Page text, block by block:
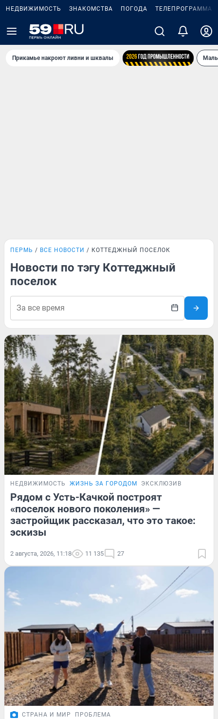
НЕДВИЖИМОСТЬ ЗНАКОМСТВА ПОГОДА ТЕЛЕПРОГРАММА
Прикамье накроют ливни и шквалы
ПЕРМЬ ВСЕ НОВОСТИ КОТТЕДЖНЫЙ ПОСЕЛОК
Новости по тэгу Коттеджный
поселок
НЕДВИЖИМОСТЬ ЖИЗНЬ ЗА ГОРОДОМ ЭКСКЛЮЗИВ
Рядом с Усть-Качкой построят
«поселок нового поколения» —
застройщик рассказал, что это такое:
эскизы
2 августа, 2026, 11:18 11 135 27
СТРАНА И МИР ПРОБЛЕМА